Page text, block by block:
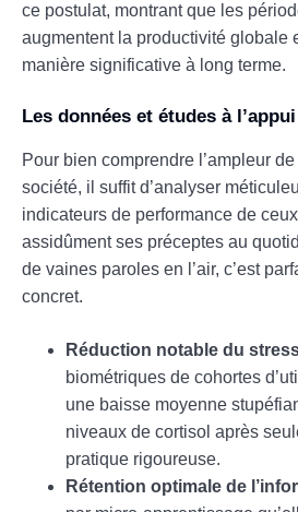
ce postulat, montrant que les
augmentent la productivité globale
manière significative à long terme.
Les données et études à l’appui
Pour bien comprendre l’ampleur
société, il suffit d’analyser
indicateurs de performance de
assidûment ses préceptes au
de vaines paroles en l’air, c’est
concret.
Réduction notable du
biométriques de cohortes
une baisse moyenne
niveaux de cortisol après
pratique rigoureuse.
Rétention optimale de